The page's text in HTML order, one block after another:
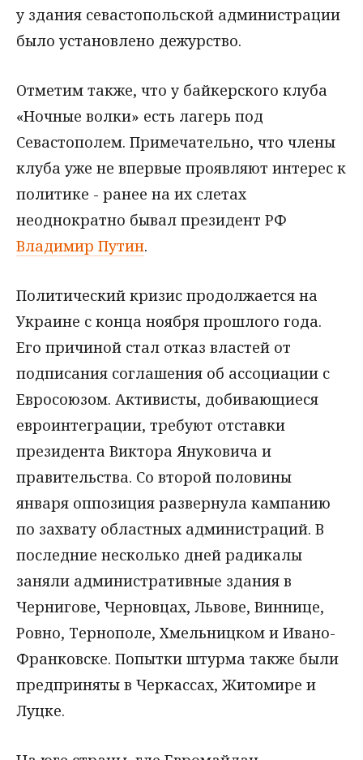
у здания севастопольской администрации
было установлено дежурство.
Отметим также, что у байкерского клуба
«Ночные волки» есть лагерь под
Севастополем. Примечательно, что члены
клуба уже не впервые проявляют интерес к
политике - ранее на их слетах
неоднократно бывал президент РФ
Владимир Путин.
Политический кризис продолжается на
Украине с конца ноября прошлого года.
Его причиной стал отказ властей от
подписания соглашения об ассоциации с
Евросоюзом. Активисты, добивающиеся
евроинтеграции, требуют отставки
президента Виктора Януковича и
правительства. Со второй половины
января оппозиция развернула кампанию
по захвату областных администраций. В
последние несколько дней радикалы
заняли административные здания в
Чернигове, Черновцах, Львове, Виннице,
Ровно, Тернополе, Хмельницком и Ивано-
Франковске. Попытки штурма также были
предприняты в Черкассах, Житомире и
Луцке.